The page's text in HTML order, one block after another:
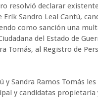
resolvió declarar
Sandro Leal Cantú,
como sanción una
del Estado de
Tomás, al Registro de
y Sandra Ramos Tomás
y candidatas propietaria